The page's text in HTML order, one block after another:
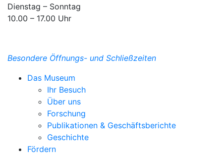
Dienstag – Sonntag
10.00 – 17.00 Uhr
Besondere Öffnungs- und Schließzeiten
Das Museum
Ihr Besuch
Über uns
Forschung
Publikationen & Geschäftsberichte
Geschichte
Fördern